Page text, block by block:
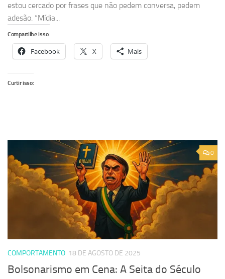
estou cercado por frases que não pedem conversa, pedem
adesão. “Mídia...
Compartilhe isso:
Facebook X Mais
Curtir isso:
0
COMPORTAMENTO 18 DE AGOSTO DE 2025
Bolsonarismo em Cena: A Seita do Século